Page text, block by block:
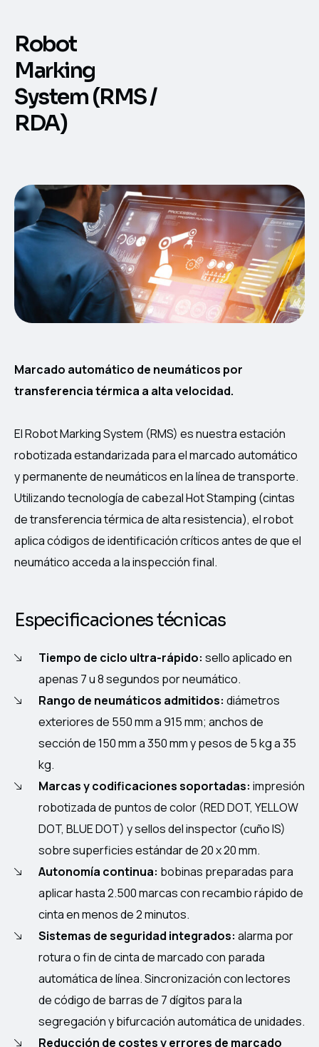
Robot
Marking
System (RMS /
RDA)
Marcado automático de neumáticos por
transferencia térmica a alta velocidad.
El Robot Marking System (RMS) es nuestra estación
robotizada estandarizada para el marcado automático
y permanente de neumáticos en la línea de transporte.
Utilizando tecnología de cabezal Hot Stamping (cintas
de transferencia térmica de alta resistencia), el robot
aplica códigos de identificación críticos antes de que el
neumático acceda a la inspección final.
Especificaciones técnicas
Tiempo de ciclo ultra-rápido: sello aplicado en
apenas 7 u 8 segundos por neumático.
Rango de neumáticos admitidos: diámetros
exteriores de 550 mm a 915 mm; anchos de
sección de 150 mm a 350 mm y pesos de 5 kg a 35
kg.
Marcas y codificaciones soportadas: impresión
robotizada de puntos de color (RED DOT, YELLOW
DOT, BLUE DOT) y sellos del inspector (cuño IS)
sobre superficies estándar de 20 x 20 mm.
Autonomía continua: bobinas preparadas para
aplicar hasta 2.500 marcas con recambio rápido de
cinta en menos de 2 minutos.
Sistemas de seguridad integrados: alarma por
rotura o fin de cinta de marcado con parada
automática de línea. Sincronización con lectores
de código de barras de 7 dígitos para la
segregación y bifurcación automática de unidades.
Reducción de costes y errores de marcado